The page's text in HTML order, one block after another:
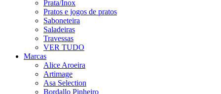
Prata/Inox
Pratos e jogos de pratos
Saboneteira
Saladeiras
Travessas
VER TUDO
Marcas
Alice Aroeira
Artimage
Asa Selection
Bordallo Pinheiro